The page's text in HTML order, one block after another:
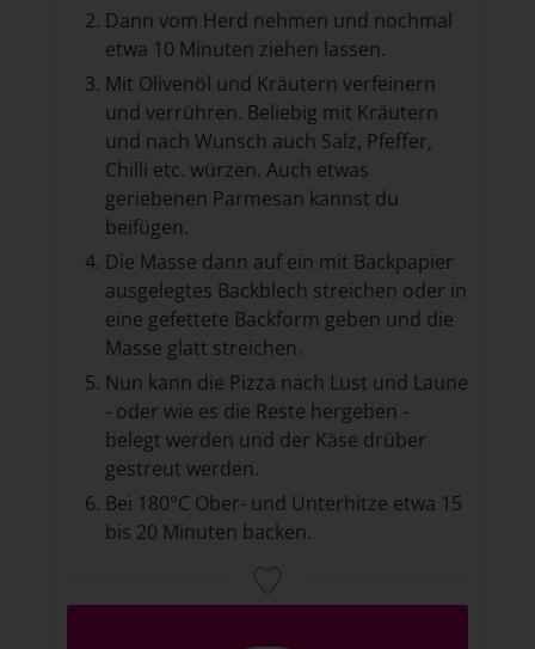
Dann vom Herd nehmen und nochmal
etwa 10 Minuten ziehen lassen.
Mit Olivenöl und Kräutern verfeinern
und verrühren. Beliebig mit Kräutern
und nach Wunsch auch Salz, Pfeffer,
Chilli etc. würzen. Auch etwas
geriebenen Parmesan kannst du
beifügen.
Die Masse dann auf ein mit Backpapier
ausgelegtes Backblech streichen oder in
eine gefettete Backform geben und die
Masse glatt streichen.
Nun kann die Pizza nach Lust und Laune
- oder wie es die Reste hergeben -
belegt werden und der Käse drüber
gestreut werden.
Bei 180°C Ober- und Unterhitze etwa 15
bis 20 Minuten backen.